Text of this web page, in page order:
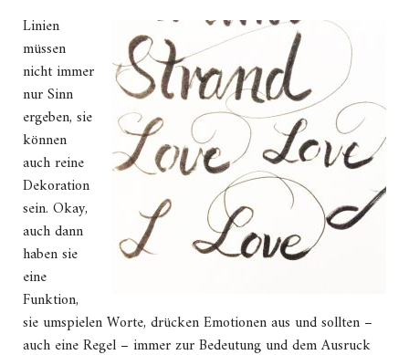
Linien
müssen
nicht immer
nur Sinn
ergeben, sie
können
auch reine
Dekoration
sein. Okay,
auch dann
haben sie
eine
Funktion,
sie umspielen Worte, drücken Emotionen aus und sollten –
auch eine Regel – immer zur Bedeutung und dem Ausruck